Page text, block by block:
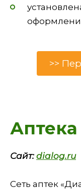
>>
Сайт: dialog.ru
Сеть аптек